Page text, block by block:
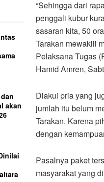
akan
“Sehingga dari
penggali kubur
sasaran kita, 50
Tarakan mewakili
Pelaksana Tugas
Hamid Amren,
Diakui pria yang
jumlah itu belum
Tarakan. Karena
dengan
Pasalnya paket
masyarakat yang